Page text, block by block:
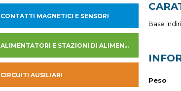
CONTATTI MAGNETICI E SENSORI
ALIMENTATORI E STAZIONI DI ALIMENTAZIONE
CIRCUITI AUSILIARI
Base
Peso